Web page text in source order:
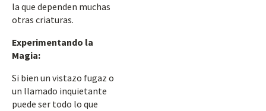
la que dependen muchas
otras criaturas.
Experimentando la
Magia:
Si bien un vistazo fugaz o
un llamado inquietante
puede ser todo lo que